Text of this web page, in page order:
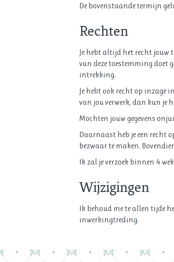
De bovenstaande termijn
Rechten
Je hebt altijd het recht jouw
van deze toestemming doet
intrekking.
Je hebt ook recht op inzage
van jou verwerk, dan kun je
Mochten jouw gegevens
Daarnaast heb je een recht
bezwaar te maken.
Ik zal je verzoek binnen 4
Wijzigingen
Ik behoud me te allen tijde
inwerkingtreding.